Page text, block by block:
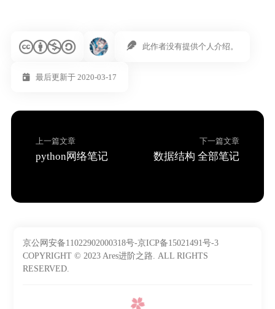
此作者没有提供个人介绍。
最后更新于 2020-03-17
上一篇文章
python网络笔记
下一篇文章
数据结构 全部笔记
京公网安备11022902000318号-京ICP备15021491号-3
COPYRIGHT © 2023 Ares进阶之路. ALL RIGHTS
RESERVED.